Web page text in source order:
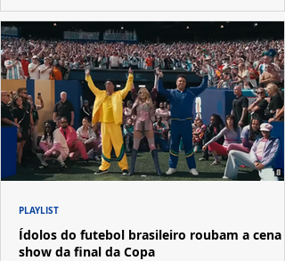
Ídolos do futebol brasileiro roubam a cena
show da final da Copa
PLAYLIST